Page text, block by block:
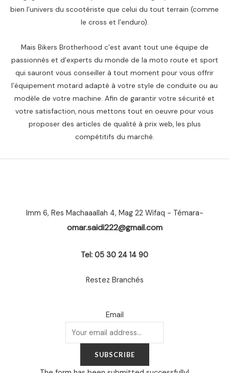
bien l’univers du scootériste que celui du tout terrain (comme
le cross et l’enduro).
Mais Bikers Brotherhood c’est avant tout une équipe de
passionnés et d’experts du monde de la moto route et sport
qui sauront vous conseiller à tout moment pour vous offrir
l’équipement motard adapté à votre style de conduite ou au
modèle de votre machine. Afin de garantir votre sécurité et
votre satisfaction, nous mettons tout en oeuvre pour vous
proposer des articles de qualité à prix web, les plus
compétitifs du marché.
Imm 6, Res Machaaallah 4, Mag 22 Wifaq - Témara-
omar.saidi222@gmail.com
Tel: 05 30 24 14 90
Restez Branchés
Email
SUBSCRIBE